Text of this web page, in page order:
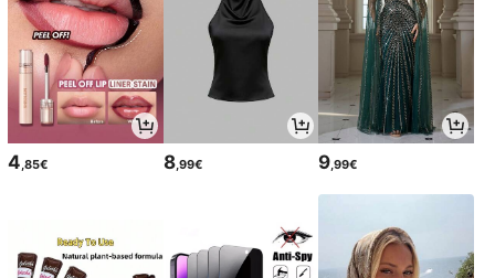
4 ,85€ 8,99€ 9 ,99€